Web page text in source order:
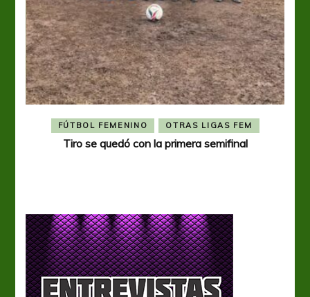
FÚTBOL FEMENINO OTRAS LIGAS FEM
Tiro se quedó con la primera semifinal